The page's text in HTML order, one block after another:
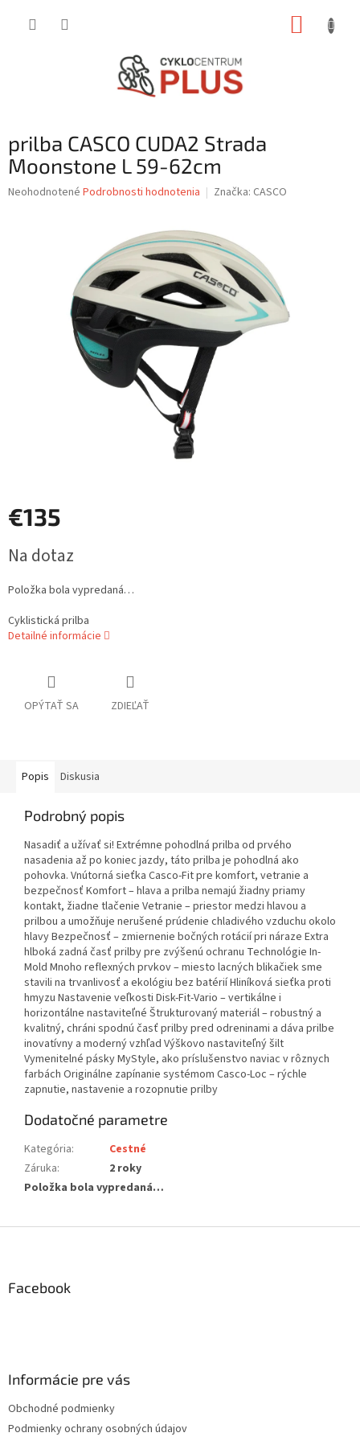
prilba CASCO CUDA2 Strada
Moonstone L 59-62cm
Priemerné
Neohodnotené Podrobnosti hodnotenia Značka: CASCO
€135
cena:
Na dotaz
Položka bola vypredaná…
Cyklistická prilba
Detailné informácie
OPÝTAŤ SA ZDIEĽAŤ
Popis Diskusia
Podrobný popis
Nasadiť a užívať si! Extrémne pohodlná prilba od prvého
nasadenia až po koniec jazdy, táto prilba je pohodlná ako
pohovka. Vnútorná sieťka Casco-Fit pre komfort, vetranie a
bezpečnosť Komfort – hlava a prilba nemajú žiadny priamy
kontakt, žiadne tlačenie Vetranie – priestor medzi hlavou a
prilbou a umožňuje nerušené prúdenie chladivého vzduchu okolo
hlavy Bezpečnosť – zmiernenie bočných rotácií pri náraze Extra
hlboká zadná časť prilby pre zvýšenú ochranu Technológie In-
Mold Mnoho reflexných prvkov – miesto lacných blikačiek sme
stavili na trvanlivosť a ekológiu bez batérií Hliníková sieťka proti
hmyzu Nastavenie veľkosti Disk-Fit-Vario – vertikálne i
horizontálne nastaviteľné Štrukturovaný materiál – robustný a
kvalitný, chráni spodnú časť prilby pred odreninami a dáva prilbe
inovatívny a moderný vzhľad Výškovo nastaviteľný šilt
Vymenitelné pásky MyStyle, ako príslušenstvo naviac v rôznych
farbách Originálne zapínanie systémom Casco-Loc – rýchle
zapnutie, nastavenie a rozopnutie prilby
Dodatočné parametre
Kategória:
Cestné
Záruka:
2 roky
Položka bola vypredaná…
Facebook
Informácie pre vás
Obchodné podmienky
Podmienky ochrany osobných údajov